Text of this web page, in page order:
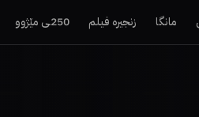
مانگا زنجیرە فیلم 250ـی مێژوو